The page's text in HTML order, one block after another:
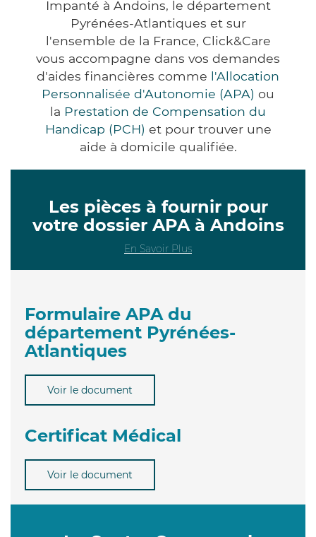
Impanté à Andoins, le département
Pyrénées-Atlantiques et sur
l'ensemble de la France, Click&Care
vous accompagne dans vos demandes
d'aides financières comme l'Allocation
Personnalisée d'Autonomie (APA) ou
la Prestation de Compensation du
Handicap (PCH) et pour trouver une
aide à domicile qualifiée.
Les pièces à fournir pour
votre dossier APA à Andoins
En Savoir Plus
Formulaire APA du
département Pyrénées-
Atlantiques
Voir le document
Certificat Médical
Voir le document